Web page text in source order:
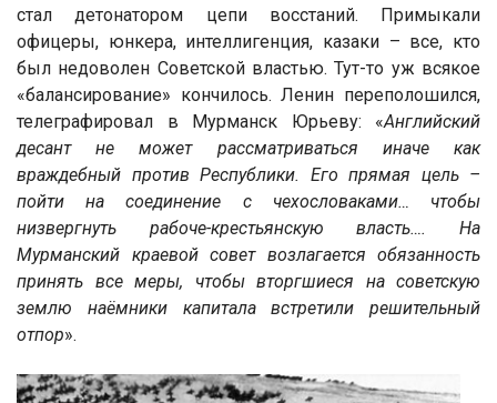
стал детонатором цепи восстаний. Примыкали
офицеры, юнкера, интеллигенция, казаки – все, кто
был недоволен Советской властью. Тут-то уж всякое
«балансирование» кончилось. Ленин переполошился,
телеграфировал в Мурманск Юрьеву: «Английский
десант не может рассматриваться иначе как
враждебный против Республики. Его прямая цель –
пойти на соединение с чехословаками… чтобы
низвергнуть рабоче-крестьянскую власть…. На
Мурманский краевой совет возлагается обязанность
принять все меры, чтобы вторгшиеся на советскую
землю наёмники капитала встретили решительный
отпор».